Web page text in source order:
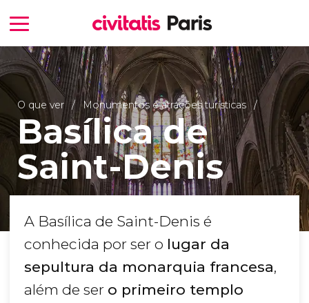
O que ver Monumentos e atrações turísticas
Basílica de
Saint-Denis
A Basílica de Saint-Denis é
conhecida por ser o lugar da
sepultura da monarquia francesa,
além de ser o primeiro templo